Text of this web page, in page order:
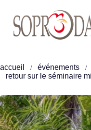
contenu
accueil
événements